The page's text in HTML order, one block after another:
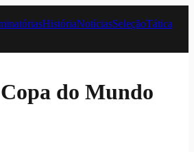
HistóriaNotíciasSeleçãoTática
do Mundo